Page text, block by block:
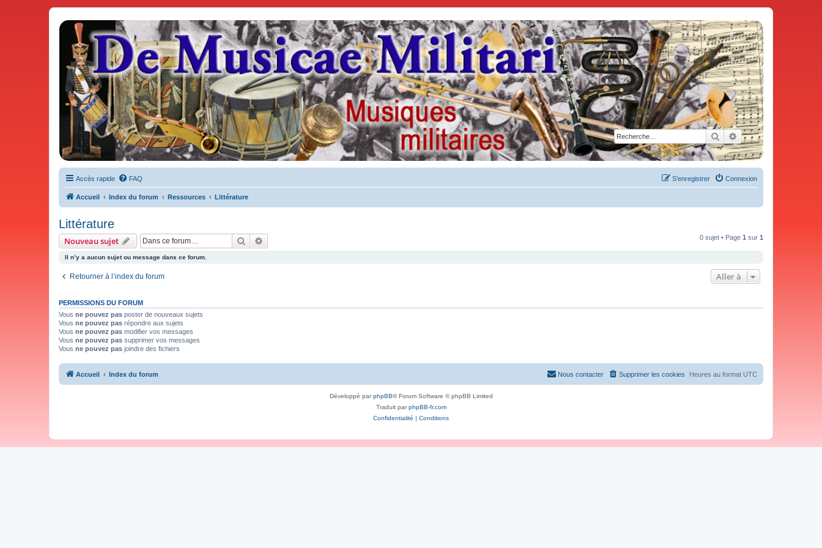
Rechercher
Recherche avancée
De Musicae Militari - Forums
Forums de discussions
Accès rapide FAQ Connexion
S’enregistrer
Accueil Index du forum Ressources Littérature
Littérature
Nouveau sujet Rechercher 0 sujet • Page 1 sur 1
Il n’y a aucun sujet ou message dans ce forum.
Retourner à l’index du forum Aller à
PERMISSIONS DU FORUM
Vous ne pouvez pas poster de nouveaux sujets
Vous ne pouvez pas répondre aux sujets
Vous ne pouvez pas modifier vos messages
Vous ne pouvez pas supprimer vos messages
Vous ne pouvez pas joindre des fichiers
Accueil Index du forum Heures au format UTC
Supprimer les cookies
Nous contacter
Développé parphpBB® Forum Software © phpBB Limited
Traduit parphpBB-fr.com
Confidentialité | Conditions